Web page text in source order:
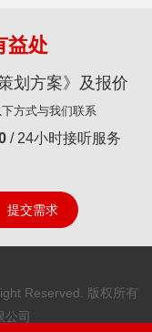
益处
划方案》及报价
方式与我们联系
/ 24小时接听服务
提交需求
Reserved. 版权所有
司